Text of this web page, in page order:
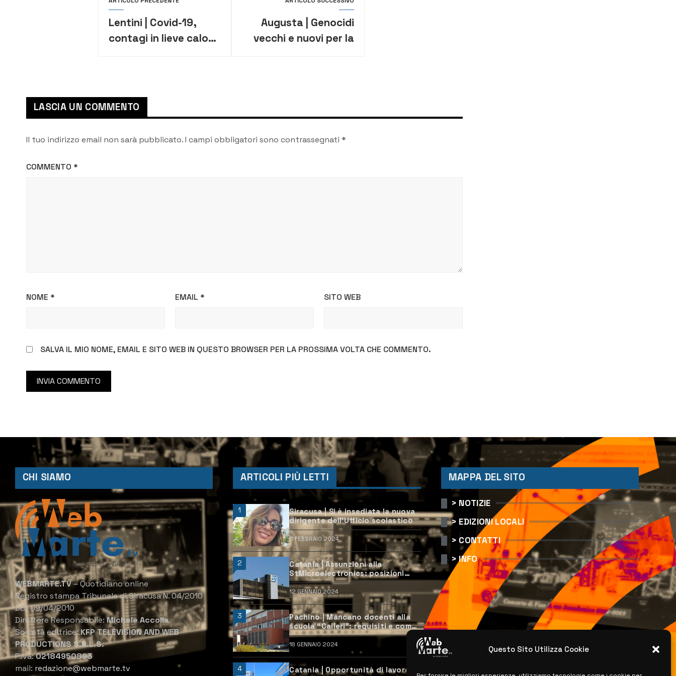
Questo Sito Utilizza Cookie
Lentini | Covid-19,
contagi in lieve calo
Augusta | Genocidi
vecchi e nuovi per la
LASCIA UN COMMENTO
Il tuo indirizzo email non sarà pubblicato.I campi obbligatori sono contrassegnati *
COMMENTO *
NOME * EMAIL * SITO WEB
SALVA IL MIO NOME, EMAIL E SITO WEB IN QUESTO BROWSER PER LA PROSSIMA VOLTA CHE COMMENTO.
CHI SIAMO
WEBMARTE.TV– Quotidiano online
Registro stampa Tribunale di Siracusa N. 04/2010
DEL 09/04/2010
Direttore Responsabile:Michele Accolla
Società editrice:KFP TELEVISION AND WEB
PRODUCTIONS S.R.L.S.
P.Iva:02184950893
mail: redazione@webmarte.tv
ARTICOLI PIÙ LETTI
1
Siracusa | Si è insediata la nuova
dirigente dell’Ufficio scolastico
6 FEBBRAIO 2024
2
Catania | Assunzioni alla
StMicroelectronics: posizioni
aperte e come candidarsi
12 GENNAIO 2024
3
Pachino | Mancano docenti alla
scuola “Calleri”: requisiti e come
candidarsi
18 GENNAIO 2024
4
Catania | Opportunità di lavoro
MAPPA DEL SITO
> NOTIZIE
> EDIZIONI LOCALI
> CONTATTI
> INFO